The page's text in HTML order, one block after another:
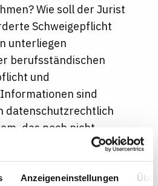
Anzeigeneinstellungen
Wie soll der Jurist
Schweigepflicht
unterliegen
berufsständischen
und
sind
datenschutzrechtlich
das noch nicht
geschweige denn
dieser nach wie vor
Anwaltskanzleien